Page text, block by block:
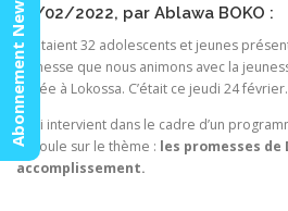
25/02/2022, par Ablawa BOKO :
Ils étaient 32 adolescents et jeunes
jeunesse que nous animons avec la
basée à Lokossa. C’était ce jeudi 24 février.
Ceci intervient dans le cadre d’un
déroule sur le thème : les promesses de
accomplissement.
Abonnement Newsletter